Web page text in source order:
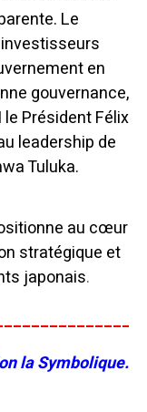
Le
en
gouvernance,
Président Félix
leadership de
Tuluka.
au cœur
stratégique et
japonais.
la Symbolique.